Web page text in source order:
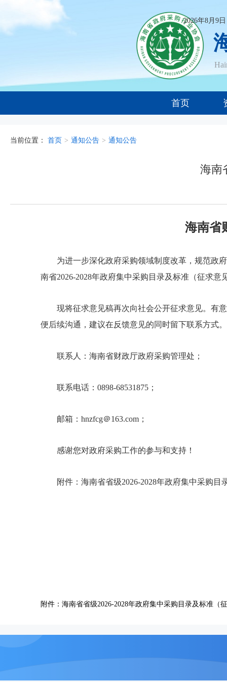
2026年8月9
首页
当前位置： 首页 > 通知公告 > 通知公告
海南
海南省
为进一步深化政府采购领域制度改革，规范政
南省2026-2028年政府集中采购目录及标准（征求意
现将征求意见稿再次向社会公开征求意见。有
便后续沟通，建议在反馈意见的同时留下联系方式。
联系人：海南省财政厅政府采购管理处；
联系电话：0898-68531875；
邮箱：hnzfcg＠163.com；
感谢您对政府采购工作的参与和支持！
附件：海南省省级2026-2028年政府集中采购目
附件：海南省省级2026-2028年政府集中采购目录及标准（